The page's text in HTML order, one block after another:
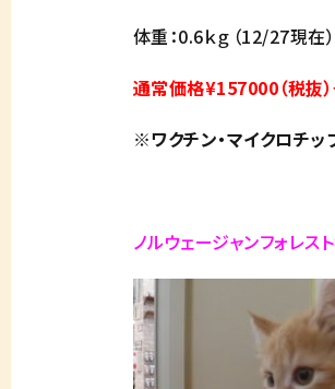
体重：0.6ｋｇ（12/27現
通常価格¥157000（税抜
※ワクチン・マイクロチッ
ノルウェージャンフォレス